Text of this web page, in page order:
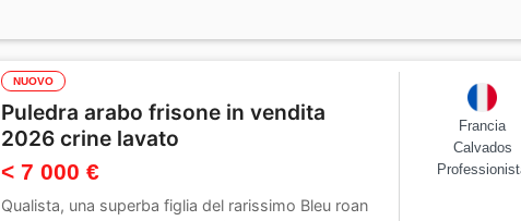
NUOVO
Puledra arabo frisone in vendita
2026 crine lavato
< 7 000 €
Qualista, una superba figlia del rarissimo Bleu roan
Francia
Calvados